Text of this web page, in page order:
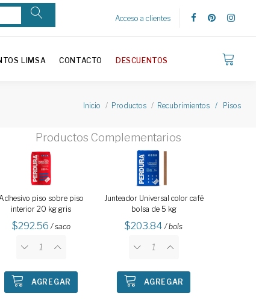
Acceso a clientes
LIMSA CONTACTO DESCUENTOS
Inicio Productos Recubrimientos / Pisos
Productos Complementarios
piso sobre piso
interior 20 kg gris
292.56 / saco
AGREGAR
Junteador Universal color café
bolsa de 5 kg
203.84 / bols
AGREGAR